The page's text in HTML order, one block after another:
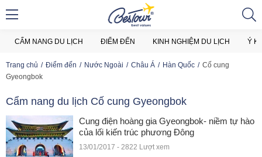
CẨM NANG DU LỊCH ĐIỂM ĐẾN KINH NGHIỆM DU LỊCH Ý
Trang chủ Điểm đến Nước Ngoài Châu Á Hàn Quốc
Cố cung
Gyeongbok
Cẩm nang du lịch Cố cung Gyeongbok
Cung điện hoàng gia Gyeongbok- niềm tự hào
của lối kiến trúc phương Đông
13/01/2017 - 2822 Lượt xem